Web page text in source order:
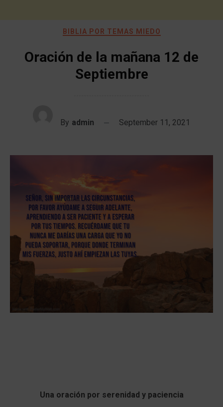
BIBLIA POR TEMAS MIEDO
Oración de la mañana 12 de
Septiembre
By admin September 11, 2021
Una oración por serenidad y paciencia